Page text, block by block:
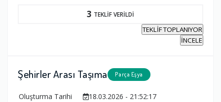
3 TEKLİF VERİLDİ
TEKLİF TOPLANIYOR
İNCELE
Şehirler Arası Taşıma Parça Eşya
Oluşturma Tarihi
18.03.2026 - 21:52:17